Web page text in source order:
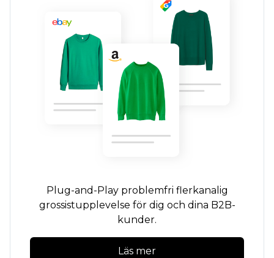
Plug-and-Play problemfri flerkanalig
grossistupplevelse för dig och dina B2B-
kunder.
Läs mer